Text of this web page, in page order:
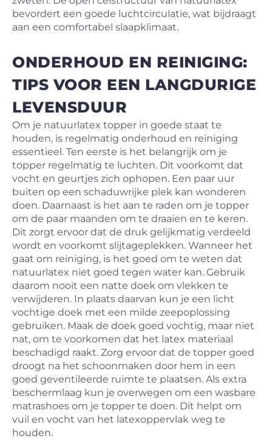
bevordert een goede luchtcirculatie, wat bijdraagt
aan een comfortabel slaapklimaat.
ONDERHOUD EN REINIGING:
TIPS VOOR EEN LANGDURIGE
LEVENSDUUR
Om je natuurlatex topper in goede staat te
houden, is regelmatig onderhoud en reiniging
essentieel. Ten eerste is het belangrijk om je
topper regelmatig te luchten. Dit voorkomt dat
vocht en geurtjes zich ophopen. Een paar uur
buiten op een schaduwrijke plek kan wonderen
doen. Daarnaast is het aan te raden om je topper
om de paar maanden om te draaien en te keren.
Dit zorgt ervoor dat de druk gelijkmatig verdeeld
wordt en voorkomt slijtageplekken. Wanneer het
gaat om reiniging, is het goed om te weten dat
natuurlatex niet goed tegen water kan. Gebruik
daarom nooit een natte doek om vlekken te
verwijderen. In plaats daarvan kun je een licht
vochtige doek met een milde zeepoplossing
gebruiken. Maak de doek goed vochtig, maar niet
nat, om te voorkomen dat het latex materiaal
beschadigd raakt. Zorg ervoor dat de topper goed
droogt na het schoonmaken door hem in een
goed geventileerde ruimte te plaatsen. Als extra
beschermlaag kun je overwegen om een wasbare
matrashoes om je topper te doen. Dit helpt om
vuil en vocht van het latexoppervlak weg te
houden.